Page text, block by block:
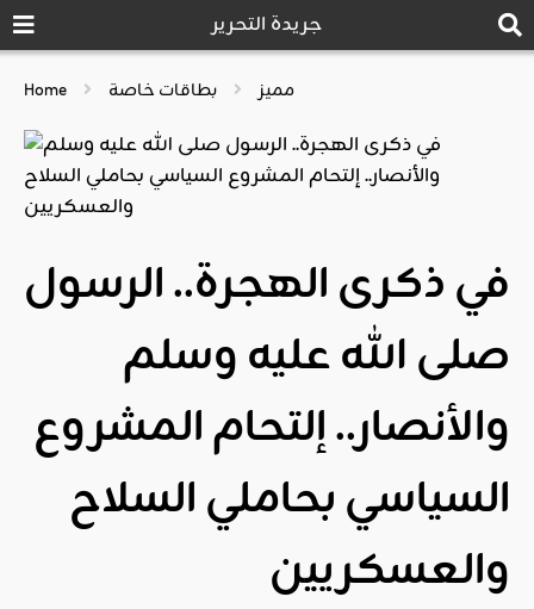
جريدة التحرير
Home مميز بطاقات خاصة
في ذكرى الهجرة.. الرسول
صلى الله عليه وسلم
والأنصار.. إلتحام المشروع
السياسي بحاملي السلاح
والعسكريين